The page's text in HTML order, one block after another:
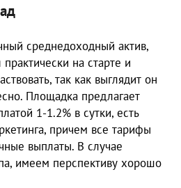
среднедоходный актив,
на старте и
так как выглядит он
Площадка предлагает
1-1.2% в сутки, есть
причем все тарифы
выплаты. В случае
имеем перспективу хорошо